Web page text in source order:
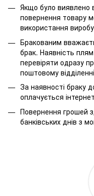
Якщо було виявлено
повернення товару
використання
Бракованим
брак. Наявність
перевіряти одразу
поштовому
За наявності браку
оплачується
Повернення грошей
банківських днів з